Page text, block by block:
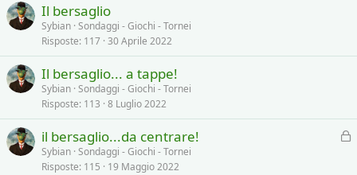
Il bersaglio
Sybian Sondaggi - Giochi - Tornei
Risposte 117 30 Aprile 2022
Il bersaglio... a tappe!
Sybian Sondaggi - Giochi - Tornei
Risposte 113 8 Luglio 2022
B
il bersaglio...da centrare!
Sybian Sondaggi - Giochi - Tornei
Risposte 115 19 Maggio 2022